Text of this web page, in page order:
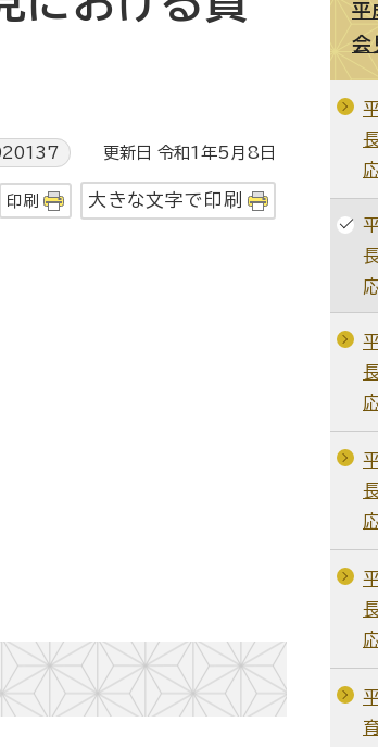
更新日 令和1年5月8日
印刷 大きな文字で印刷
平
会